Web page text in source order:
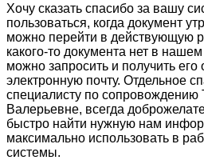
Хочу сказать спасибо за вашу
пользоваться, когда документ
можно перейти в действующую
какого-то документа нет в
можно запросить и получить его
электронную почту. Отдельное
специалисту по
Валерьевне, всегда
быстро найти нужную нам
максимально использовать в
системы.